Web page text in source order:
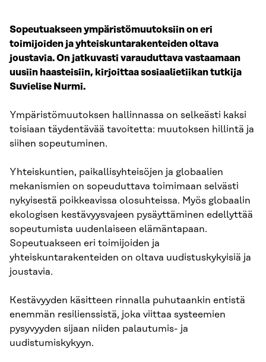
Sopeutuakseen ympäristömuutoksiin on eri
toimijoiden ja yhteiskuntarakenteiden oltava
joustavia. On jatkuvasti varauduttava vastaamaan
uusiin haasteisiin, kirjoittaa sosiaalietiikan tutkija
Suvielise Nurmi.
Ympäristömuutoksen hallinnassa on selkeästi kaksi
toisiaan täydentävää tavoitetta: muutoksen hillintä ja
siihen sopeutuminen.
Yhteiskuntien, paikallisyhteisöjen ja globaalien
mekanismien on sopeuduttava toimimaan selvästi
nykyisestä poikkeavissa olosuhteissa. Myös globaalin
ekologisen kestävyysvajeen pysäyttäminen edellyttää
sopeutumista uudenlaiseen elämäntapaan.
Sopeutuakseen eri toimijoiden ja
yhteiskuntarakenteiden on oltava uudistuskykyisiä ja
joustavia.
Kestävyyden käsitteen rinnalla puhutaankin entistä
enemmän resilienssistä, joka viittaa systeemien
pysyvyyden sijaan niiden palautumis- ja
uudistumiskykyyn.